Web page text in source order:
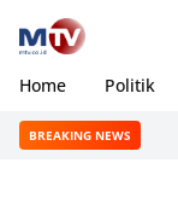
Home Politik
BREAKING NEWS